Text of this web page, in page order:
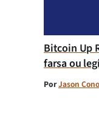
Bitcoin Up
farsa ou
PorJason